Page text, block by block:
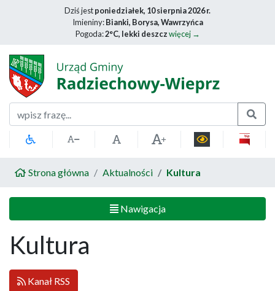
Dziś jestponiedziałek, 10 sierpnia 2026 r.
Imieniny:Bianki, Borysa, Wawrzyńca
Pogoda:2°C, lekki deszczwięcej →
Szukaj
Strona główna Aktualności Kultura
Nawigacja
Kultura
Kanał RSS